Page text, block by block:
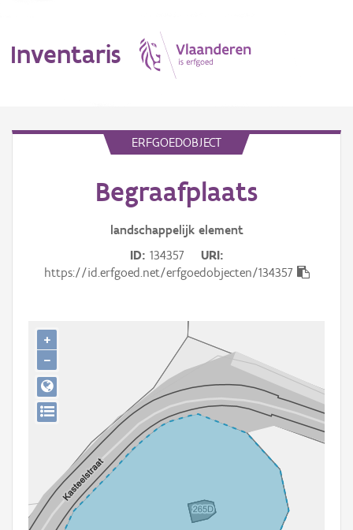
Inventaris
Gebeurtenis
Persoon of collectief
Downloads
ERFGOEDOBJECT
Begraafplaats
landschappelijk element
ID 134357
URI
https://id.erfgoed.net/erfgoedobjecten/134357
+
−